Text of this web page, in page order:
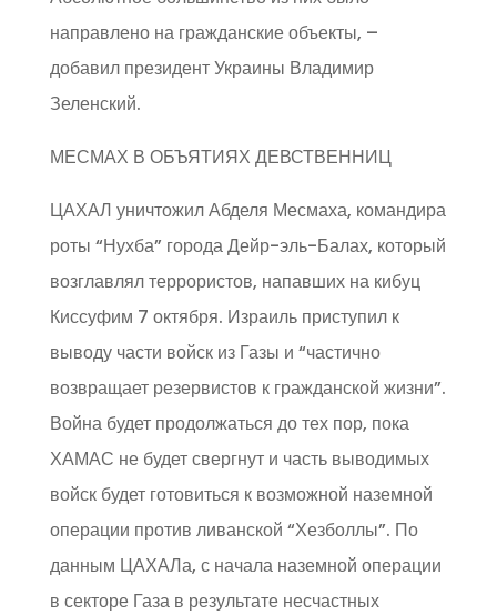
направлено на гражданские объекты, –
добавил президент Украины Владимир
Зеленский.
МЕСМАХ В ОБЪЯТИЯХ ДЕВСТВЕННИЦ
ЦАХАЛ уничтожил Абделя Месмаха, командира
роты “Нухба” города Дейр-эль-Балах, который
возглавлял террористов, напавших на кибуц
Киссуфим 7 октября. Израиль приступил к
выводу части войск из Газы и “частично
возвращает резервистов к гражданской жизни”.
Война будет продолжаться до тех пор, пока
ХАМАС не будет свергнут и часть выводимых
войск будет готовиться к возможной наземной
операции против ливанской “Хезболлы”. По
данным ЦАХАЛа, с начала наземной операции
в секторе Газа в результате несчастных